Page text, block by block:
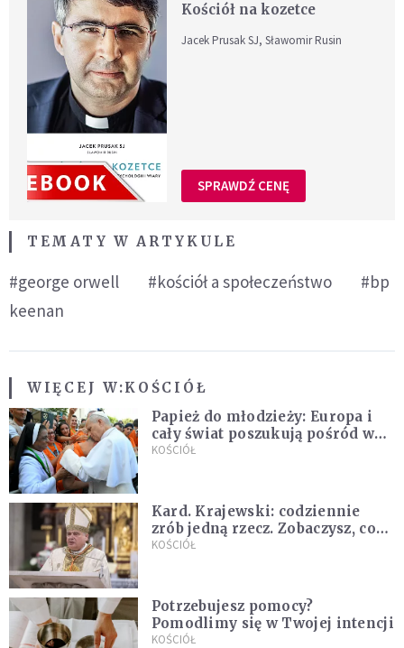
Kościół na kozetce
Jacek Prusak SJ, Sławomir Rusin
SPRAWDŹ CENĘ
TEMATY W ARTYKULE
#george orwell #kościół a społeczeństwo
#bp
keenan
WIĘCEJ W:KOŚCIÓŁ
Papież do młodzieży: Europa i
cały świat poszukują pośród was
nowych świętych
KOŚCIÓŁ
Kard. Krajewski: codziennie
zrób jedną rzecz. Zobaczysz, co
stanie się z twoim życiem
KOŚCIÓŁ
Potrzebujesz pomocy?
Pomodlimy się w Twojej intencji
KOŚCIÓŁ